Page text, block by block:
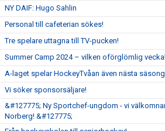
NY DAIF: Hugo Sahlin
Personal till cafeterian sökes!
Tre spelare uttagna till TV-pucken!
Summer Camp 2024 – vilken oförglömlig
A-laget spelar HockeyTvåan även nästa säsong
Vi söker sponsorsäljare!
&#127775; Ny Sportchef-ungdom - vi
Norberg! &#127775;